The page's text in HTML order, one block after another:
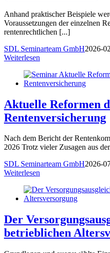
Anhand praktischer Beispiele
Voraussetzungen der einzelnen
rentenrechtlichen [...]
SDL Seminarteam GmbH2026-
Weiterlesen
Aktuelle Reformen
Rentenversicherung
Nach dem Bericht der
2026 Trotz vieler Zusagen aus
SDL Seminarteam GmbH2026-
Weiterlesen
Der
betrieblichen